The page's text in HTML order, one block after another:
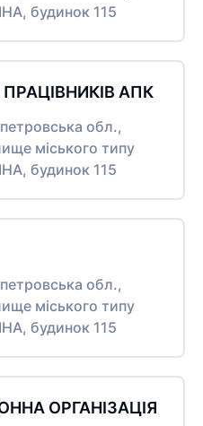
будинок 115
АПК
обл.,
міського типу
будинок 115
обл.,
міського типу
будинок 115
ОРГАНІЗАЦІЯ